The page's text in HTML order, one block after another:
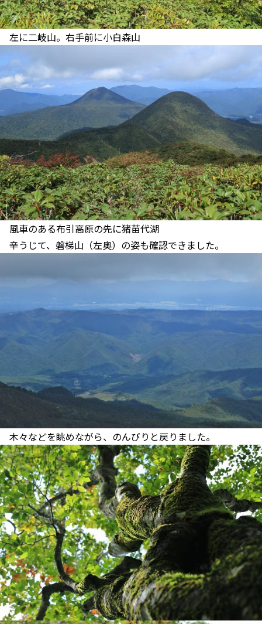
左に二岐山。右手前に小白森山
風車のある布引高原の先に猪苗代湖
辛うじて、磐梯山（左奥）の姿も確認できました。
木々などを眺めながら、のんびりと戻りました。